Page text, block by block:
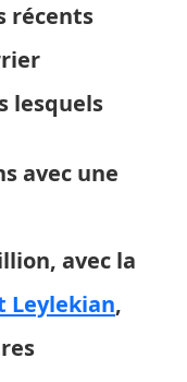
récents
lesquels
avec une
avec la
Leylekian,